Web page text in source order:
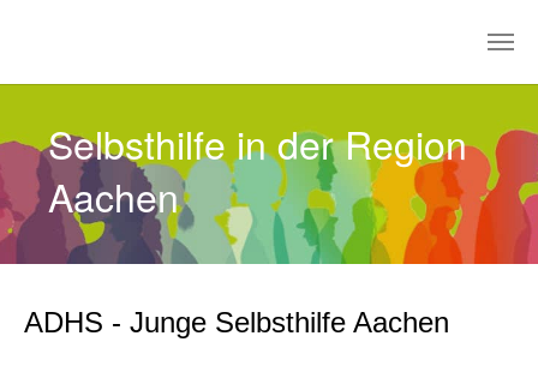
Selbsthilfe in der Region
Aachen
ADHS - Junge Selbsthilfe Aachen